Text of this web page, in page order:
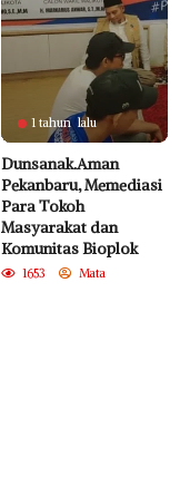
1 tahun lalu
Dunsanak.Aman
Pekanbaru, Memediasi
Para Tokoh
Masyarakat dan
Komunitas Bioplok
1653 Mata